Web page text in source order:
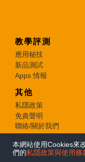
本網站使用Cookies來
們的私隱政策與使用條
教學評測
應用秘技
新品測試
Apps 情報
其他
私隱政策
免責聲明
聯絡/關於我們
© 2026 e-zone. All